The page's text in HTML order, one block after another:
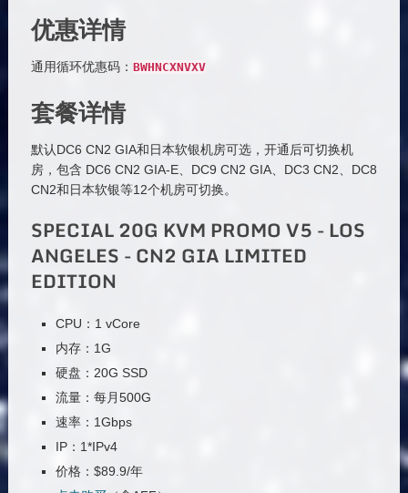
优惠详情
通用循环优惠码： BWHNCXNVXV
套餐详情
默认DC6 CN2 GIA和日本软银机房可选，开通后可切换机
房，包含 DC6 CN2 GIA-E、DC9 CN2 GIA、DC3 CN2、DC8
CN2和日本软银等12个机房可切换。
SPECIAL 20G KVM PROMO V5 - LOS
ANGELES - CN2 GIA LIMITED
EDITION
CPU：1 vCore
内存：1G
硬盘：20G SSD
流量：每月500G
速率：1Gbps
IP：1*IPv4
价格：$89.9/年